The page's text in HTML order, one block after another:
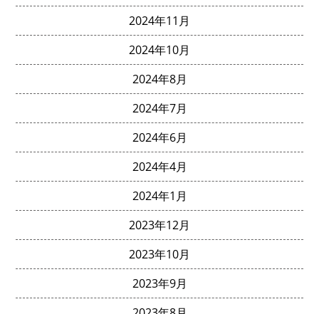
2024年11月
2024年10月
2024年8月
2024年7月
2024年6月
2024年4月
2024年1月
2023年12月
2023年10月
2023年9月